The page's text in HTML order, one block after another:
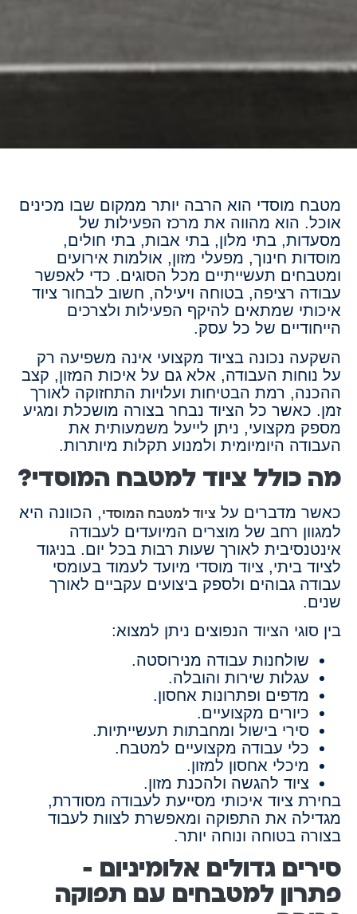
מטבח מוסדי הוא הרבה יותר ממקום שבו מכינים
אוכל. הוא מהווה את מרכז הפעילות של
מסעדות, בתי מלון, בתי אבות, בתי חולים,
מוסדות חינוך, מפעלי מזון, אולמות אירועים
ומטבחים תעשייתיים מכל הסוגים. כדי לאפשר
עבודה רציפה, בטוחה ויעילה, חשוב לבחור ציוד
איכותי שמתאים להיקף הפעילות ולצרכים
הייחודיים של כל עסק.
השקעה נכונה בציוד מקצועי אינה משפיעה רק
על נוחות העבודה, אלא גם על איכות המזון, קצב
ההכנה, רמת הבטיחות ועלויות התחזוקה לאורך
זמן. כאשר כל הציוד נבחר בצורה מושכלת ומגיע
מספק מקצועי, ניתן לייעל משמעותית את
העבודה היומיומית ולמנוע תקלות מיותרות.
מה כולל ציוד למטבח המוסדי?
כאשר מדברים על ציוד למטבח המוסדי, הכוונה היא
למגוון רחב של מוצרים המיועדים לעבודה
אינטנסיבית לאורך שעות רבות בכל יום. בניגוד
לציוד ביתי, ציוד מוסדי מיועד לעמוד בעומסי
עבודה גבוהים ולספק ביצועים עקביים לאורך
שנים.
בין סוגי הציוד הנפוצים ניתן למצוא:
שולחנות עבודה מנירוסטה.
עגלות שירות והובלה.
מדפים ופתרונות אחסון.
כיורים מקצועיים.
סירי בישול ומחבתות תעשייתיות.
כלי עבודה מקצועיים למטבח.
מיכלי אחסון למזון.
ציוד להגשה ולהכנת מזון.
בחירת ציוד איכותי מסייעת לעבודה מסודרת,
מגדילה את התפוקה ומאפשרת לצוות לעבוד
בצורה בטוחה ונוחה יותר.
סירים גדולים אלומיניום –
פתרון למטבחים עם תפוקה